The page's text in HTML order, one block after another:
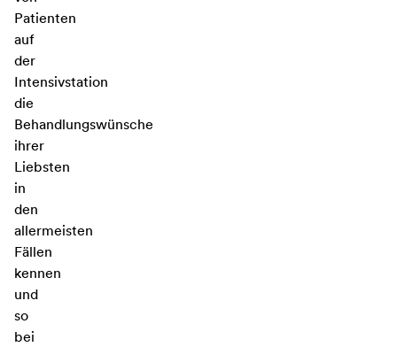
Patienten
auf
der
Intensivstation
die
Behandlungswünsche
ihrer
Liebsten
in
den
allermeisten
Fällen
kennen
und
so
bei